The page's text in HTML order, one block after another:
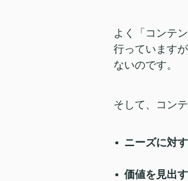
よく「コンテ
行っています
ないのです。
そして、コン
ニーズに対
価値を見出